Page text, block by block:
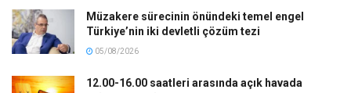
Müzakere sürecinin önündeki temel engel
Türkiye’nin iki devletli çözüm tezi
05/08/2026
12.00-16.00 saatleri arasında açık havada